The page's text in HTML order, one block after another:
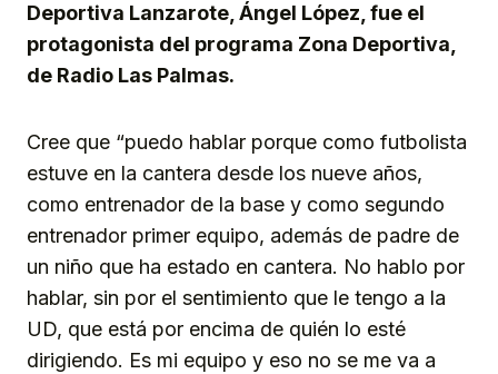
Deportiva Lanzarote, Ángel López, fue el
protagonista del programa Zona Deportiva,
de Radio Las Palmas.
Cree que “puedo hablar porque como futbolista
estuve en la cantera desde los nueve años,
como entrenador de la base y como segundo
entrenador primer equipo, además de padre de
un niño que ha estado en cantera. No hablo por
hablar, sin por el sentimiento que le tengo a la
UD, que está por encima de quién lo esté
dirigiendo. Es mi equipo y eso no se me va a